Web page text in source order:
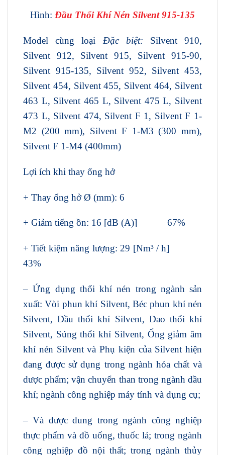
Hình: Đầu Thổi Khí Nén Silvent 915-135
Model cùng loại Đặc biệt: Silvent 910,
Silvent 912, Silvent 915, Silvent 915-90,
Silvent 915-135, Silvent 952, Silvent 453,
Silvent 454, Silvent 455, Silvent 464, Silvent
463 L, Silvent 465 L, Silvent 475 L, Silvent
473 L, Silvent 474, Silvent F 1, Silvent F 1-
M2 (200 mm), Silvent F 1-M3 (300 mm),
Silvent F 1-M4 (400mm)
Lợi ích khi thay ống hở
+ Thay ống hở Ø (mm): 6
+ Giảm tiếng ồn: 16 [dB (A)] 67%
+ Tiết kiệm năng lượng: 29 [Nm³ / h]
43%
– Ứng dụng thổi khí nén trong ngành sản
xuất: Vòi phun khí Silvent, Béc phun khí nén
Silvent, Đầu thổi khí Silvent, Dao thổi khí
Silvent, Súng thổi khí Silvent, Ống giảm âm
khí nén Silvent và Phụ kiện của Silvent hiện
đang được sử dụng trong ngành hóa chất và
dược phẩm; vận chuyển than trong ngành dầu
khí; ngành công nghiệp máy tính và dụng cụ;
– Và được dung trong ngành công nghiệp
thực phẩm và đồ uống, thuốc lá; trong ngành
công nghiệp đồ nội thất; trong ngành thủy